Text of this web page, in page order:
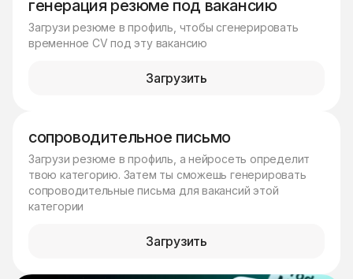
генерация резюме под вакансию
Загрузи резюме в профиль, чтобы сгенерировать
временное CV под эту вакансию
Загрузить
сопроводительное письмо
Загрузи резюме в профиль, а нейросеть определит
твою категорию. Затем ты сможешь генерировать
сопроводительные письма для вакансий этой
категории
Загрузить